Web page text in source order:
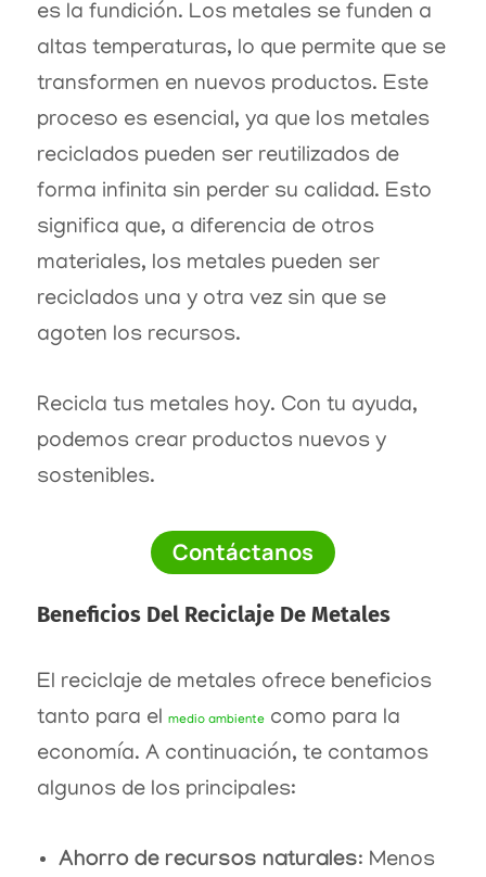
es la fundición. Los metales se funden a
altas temperaturas, lo que permite que se
transformen en nuevos productos. Este
proceso es esencial, ya que los metales
reciclados pueden ser reutilizados de
forma infinita sin perder su calidad. Esto
significa que, a diferencia de otros
materiales, los metales pueden ser
reciclados una y otra vez sin que se
agoten los recursos.
Recicla tus metales hoy. Con tu ayuda,
podemos crear productos nuevos y
sostenibles.
Contáctanos
Beneficios Del Reciclaje De Metales
El reciclaje de metales ofrece beneficios
tanto para el medio ambiente como para la
economía. A continuación, te contamos
algunos de los principales:
Ahorro de recursos naturales: Menos